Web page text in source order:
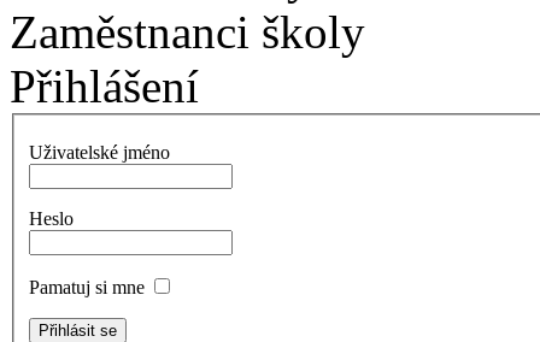
Zaměstnanci školy
Přihlášení
Uživatelské jméno
Heslo
Pamatuj si mne